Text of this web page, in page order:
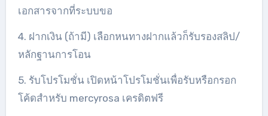
เอกสารจากที่ระบบขอ
4. ฝากเงิน (ถ้ามี) เลือกหนทางฝากแล้วก็รับรองสลิป/
หลักฐานการโอน
5. รับโปรโมชั่น เปิดหน้าโปรโมชั่นเพื่อรับหรือกรอก
โค้ดสำหรับ mercyrosa เครดิตฟรี